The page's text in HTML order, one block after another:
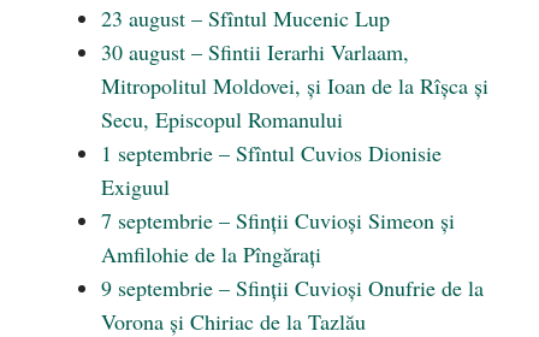
23 august – Sfîntul Mucenic Lup
30 august – Sfintii Ierarhi Varlaam,
Mitropolitul Moldovei, și Ioan de la Rîșca și
Secu, Episcopul Romanului
1 septembrie – Sfîntul Cuvios Dionisie
Exiguul
7 septembrie – Sfinții Cuvioși Simeon și
Amfilohie de la Pîngărați
9 septembrie – Sfinții Cuvioși Onufrie de la
Vorona și Chiriac de la Tazlău